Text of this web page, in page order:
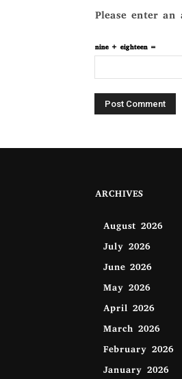
Please enter
nine + eighteen =
ARCHIVES
August 2026
July 2026
June 2026
May 2026
April 2026
March 2026
February 2026
January 2026